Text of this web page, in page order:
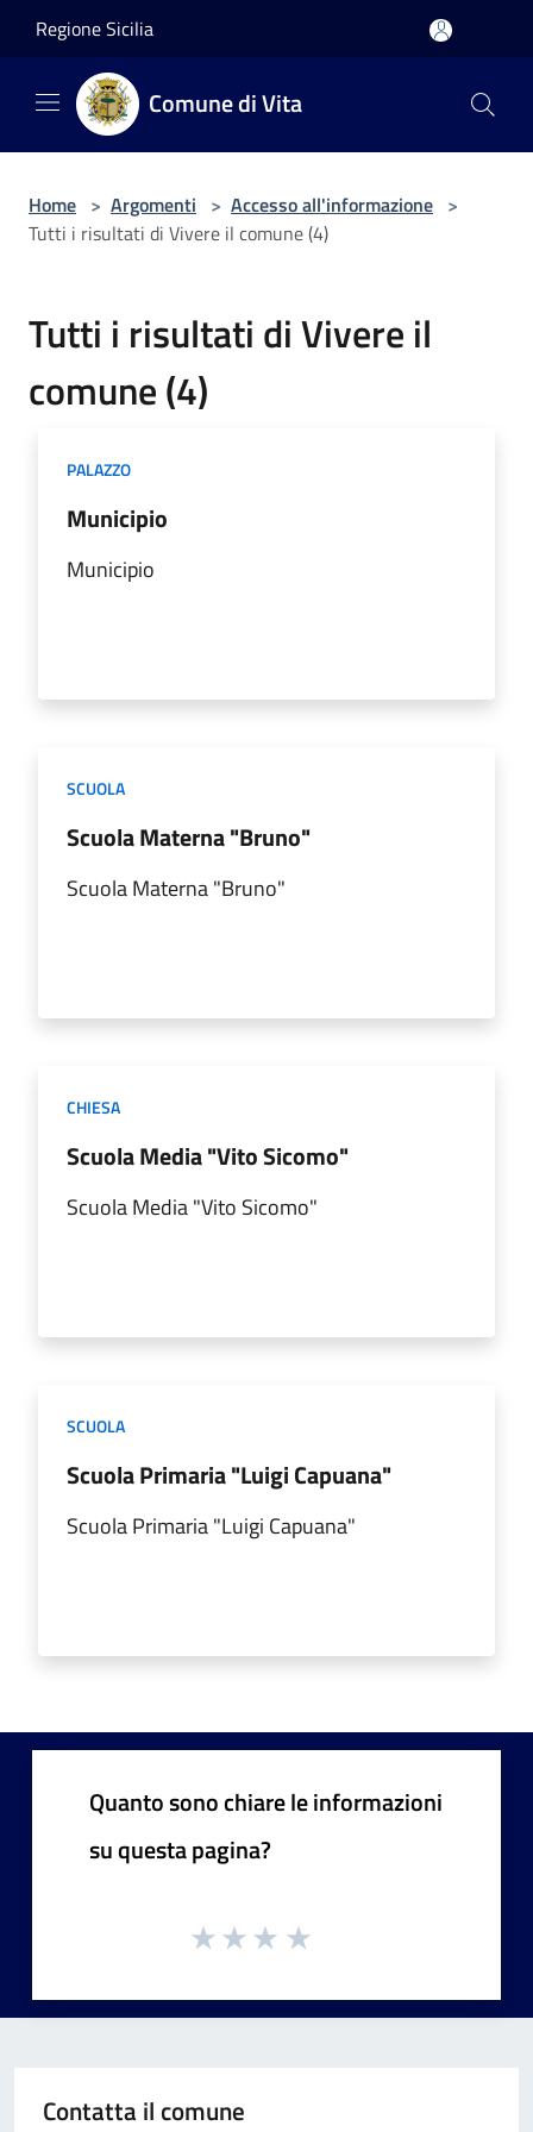
Regione Sicilia
Comune di Vita
Home > Argomenti > Accesso all'informazione >
Tutti i risultati di Vivere il comune (4)
Tutti i risultati di Vivere il
comune (4)
PALAZZO
Municipio
Municipio
SCUOLA
Scuola Materna "Bruno"
Scuola Materna "Bruno"
CHIESA
Scuola Media "Vito Sicomo"
Scuola Media "Vito Sicomo"
SCUOLA
Scuola Primaria "Luigi Capuana"
Scuola Primaria "Luigi Capuana"
Quanto sono chiare le informazioni
su questa pagina?
Contatta il comune